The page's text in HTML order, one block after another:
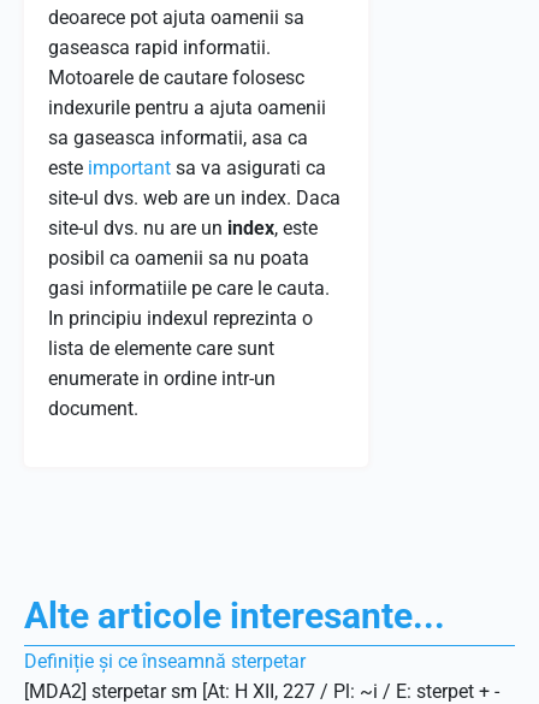
deoarece pot ajuta oamenii sa
gaseasca rapid informatii.
Motoarele de cautare folosesc
indexurile pentru a ajuta oamenii
sa gaseasca informatii, asa ca
este important sa va asigurati ca
site-ul dvs. web are un index. Daca
site-ul dvs. nu are un index, este
posibil ca oamenii sa nu poata
gasi informatiile pe care le cauta.
In principiu indexul reprezinta o
lista de elemente care sunt
enumerate in ordine intr-un
document.
Alte articole interesante...
Definiție și ce înseamnă sterpetar
[MDA2] sterpetar sm [At: H XII, 227 / Pl: ~i / E: sterpet + -